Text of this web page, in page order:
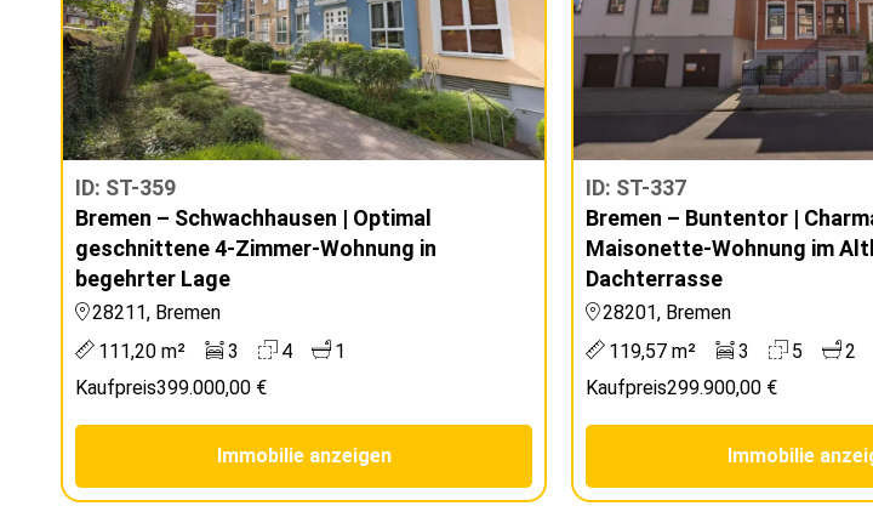
ID: ST-359
Bremen – Schwachhausen | Optimal
geschnittene 4-Zimmer-Wohnung in
begehrter Lage
28211, Bremen
111,20 m²
3 4
1
Kaufpreis399.000,00 €
Immobilie anzeigen
ID: ST-337
Bremen – Buntentor |
Maisonette-Wohnung im
Dachterrasse
28201, Bremen
119,57 m²
3 5
2
Kaufpreis299.900,00 €
Immobilie